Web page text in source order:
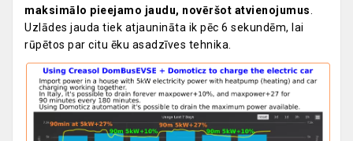
maksimālo pieejamo jaudu, novēršot atvienojumus
Uzlādes jauda tiek atjaunināta ik pēc 6 sekundēm, lai
rūpētos par citu ēku asadzīves tehnika.